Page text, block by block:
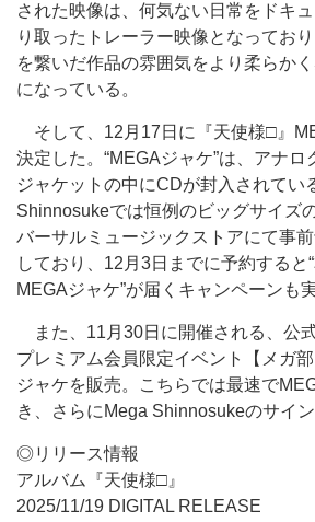
された映像は、何気ない日常をドキ
り取ったトレーラー映像となってお
を繋いだ作品の雰囲気をより柔らか
になっている。
そして、12月17日に『天使様□』
決定した。“MEGAジャケ”は、アナ
ジャケットの中にCDが封入されてい
Shinnosukeでは恒例のビッグサイズ
バーサルミュージックストアにて事
しており、12月3日までに予約すると
MEGAジャケ”が届くキャンペーンも
また、11月30日に開催される、公
プレミアム会員限定イベント【メガ
ジャケを販売。こちらでは最速で
き、さらにMega Shinnosukeのサイン
◎リリース情報
アルバム『天使様□』
2025/11/19 DIGITAL RELEASE